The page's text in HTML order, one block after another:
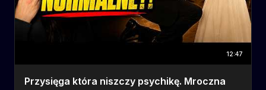
12:47
Przysięga która niszczy psychikę. Mroczna